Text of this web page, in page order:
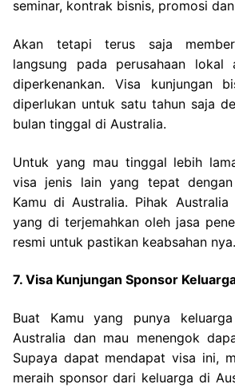
seminar, kontrak bisnis, promosi
Akan tetapi terus saja
langsung pada perusahaan
diperkenankan. Visa kunjungan
diperlukan untuk satu tahun saja
bulan tinggal di Australia.
Untuk yang mau tinggal lebih
visa jenis lain yang tepat
Kamu di Australia. Pihak
yang di terjemahkan oleh jasa
resmi untuk pastikan keabsahan nya.
7. Visa Kunjungan Sponsor
Buat Kamu yang punya
Australia dan mau menengok
Supaya dapat mendapat visa ini,
meraih sponsor dari keluarga di